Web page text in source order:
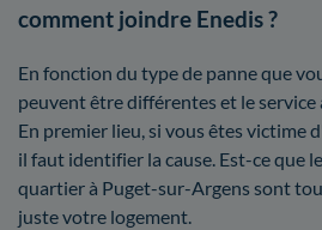
comment joindre Enedis ?
En fonction du type de panne que
peuvent être différentes et le
En premier lieu, si vous êtes victime
il faut identifier la cause. Est-ce que
quartier à Puget-sur-Argens sont
juste votre logement.